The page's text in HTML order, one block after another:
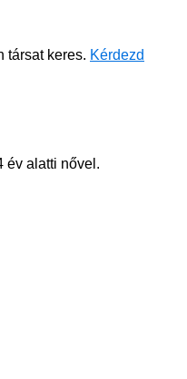
társat keres. Kérdezd
év alatti nővel.